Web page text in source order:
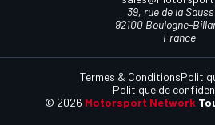
39, rue de la
92100 Boulogne-
France
© 2026 Motorsport Network
Termes & Conditions
Politique de